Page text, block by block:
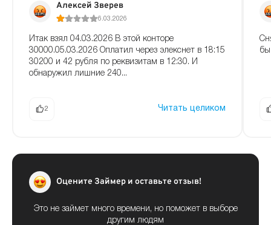
Алексей Зверев
6.03.2026
Итак взял 04.03.2026 В этой конторе
30000.05.03.2026 Оплатил через элекснет в 18:15
30200 и 42 рубля по реквизитам в 12:30. И
обнаружил лишние 240...
2 Читать целиком
бы
Оцените Займер и оставьте отзыв!
Это не займет много времени, но поможет в выборе
другим людям